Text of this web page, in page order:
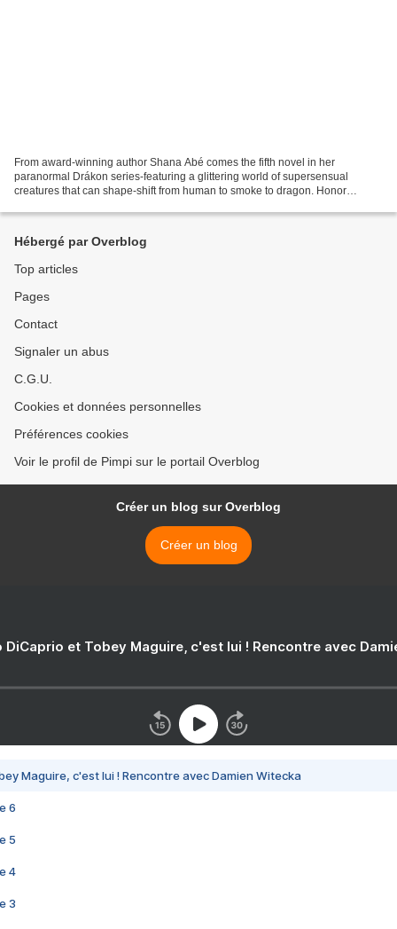
From award-winning author Shana Abé comes the fifth novel in her
paranormal Drákon series-featuring a glittering world of supersensual
creatures that can shape-shift from human to smoke to dragon. Honor
Hébergé par Overblog
Top articles
Pages
Contact
Signaler un abus
C.G.U.
Cookies et données personnelles
Préférences cookies
Voir le profil de Pimpi sur le portail Overblog
Créer un blog sur Overblog
Créer un blog
DiCaprio et Tobey Maguire, c'est lui ! Rencontre avec
Maguire, c'est lui ! Rencontre avec Damien Witecka
6
5
4
3